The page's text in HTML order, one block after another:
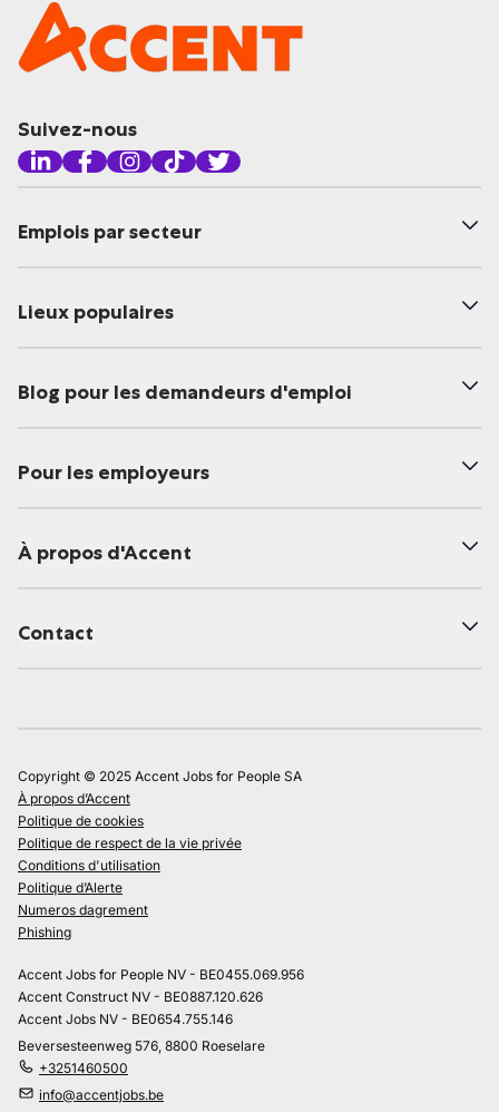
Suivez-nous
Emplois par secteur
Lieux populaires
Blog pour les demandeurs d'emploi
Pour les employeurs
À propos d'Accent
Contact
Copyright © 2025 Accent Jobs for People SA
À propos d’Accent
Politique de cookies
Politique de respect de la vie privée
Conditions d'utilisation
Politique d’Alerte
Numeros dagrement
Phishing
Accent Jobs for People NV - BE0455.069.956
Accent Construct NV - BE0887.120.626
Accent Jobs NV - BE0654.755.146
Beversesteenweg 576, 8800 Roeselare
+3251460500
info@accentjobs.be